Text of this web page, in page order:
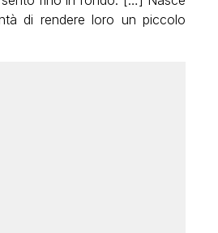
di rendere loro un piccolo